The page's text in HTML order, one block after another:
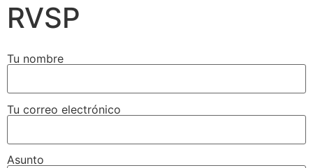
RVSP
Tu nombre
Tu correo electrónico
Asunto